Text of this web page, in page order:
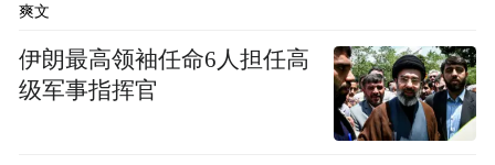
爽文
伊朗最高领袖任命6人担任高
级军事指挥官